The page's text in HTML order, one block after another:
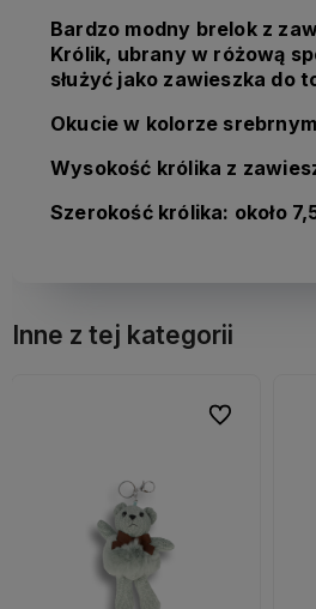
Bardzo modny brelok z
Królik, ubrany w różową
służyć jako zawieszka do
Okucie w kolorze
Wysokość królika z
Szerokość królika: około
Inne z tej kategorii
Do ulubionych
Do ulubionych